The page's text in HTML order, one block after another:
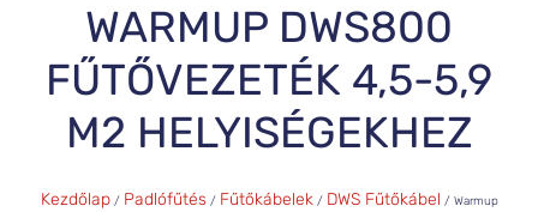
WARMUP DWS800
FŰTŐVEZETÉK 4,5-5,9
M2 HELYISÉGEKHEZ
Kezdőlap/ Padlófűtés/ Fűtőkábelek/ DWS Fűtőkábel / Warmup